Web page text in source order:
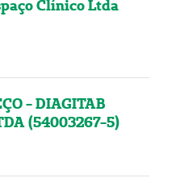
Clínico Ltda
- DIAGITAB
(54003267-5)